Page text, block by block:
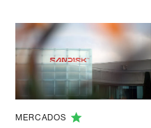
MERCADOS